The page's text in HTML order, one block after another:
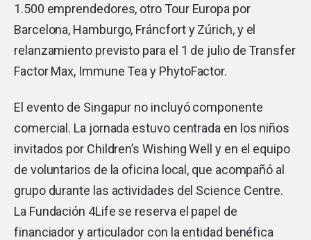
1.500 emprendedores, otro Tour Europa por
Barcelona, Hamburgo, Fráncfort y Zúrich, y el
relanzamiento previsto para el 1 de julio de Transfer
Factor Max, Immune Tea y PhytoFactor.
El evento de Singapur no incluyó componente
comercial. La jornada estuvo centrada en los niños
invitados por Children’s Wishing Well y en el equipo
de voluntarios de la oficina local, que acompañó al
grupo durante las actividades del Science Centre.
La Fundación 4Life se reserva el papel de
financiador y articulador con la entidad benéfica